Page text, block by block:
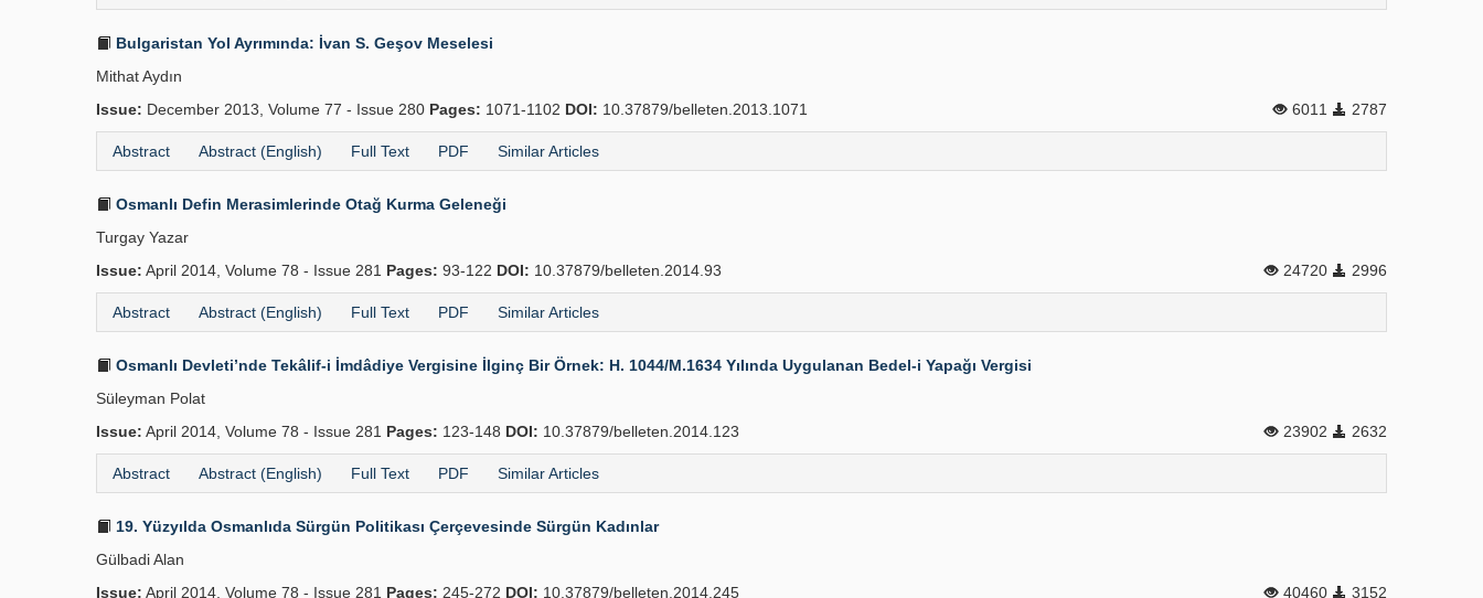
Bulgaristan Yol Ayrımında: İvan S. Geşov Mese­lesi
Mithat Aydın
Issue: December 2013, Volume 77 - Issue 280 Pages: 1071-1102 DOI: 10.37879/belleten.2013.1071 6011 2787
Abstract Abstract (English) Full Text PDF Similar Articles
Osmanlı Defin Merasimlerinde Otağ Kurma Geleneği
Turgay Yazar
Issue: April 2014, Volume 78 - Issue 281 Pages: 93-122 DOI: 10.37879/belleten.2014.93 24720 2996
Abstract Abstract (English) Full Text PDF Similar Articles
Osmanlı Devleti’nde Tekâlif-i İmdâdiye Vergisine İlginç Bir Örnek: H. 1044/M.1634 Yılında Uygulanan Bedel-i Yapağı Vergisi
Süleyman Polat
Issue: April 2014, Volume 78 - Issue 281 Pages: 123-148 DOI: 10.37879/belleten.2014.123 23902 2632
Abstract Abstract (English) Full Text PDF Similar Articles
19. Yüzyılda Osmanlıda Sürgün Politikası Çerçevesinde Sürgün Kadınlar
Gülbadi Alan
Issue: April 2014, Volume 78 - Issue 281 Pages: 245-272 DOI: 10.37879/belleten.2014.245 40460 3152